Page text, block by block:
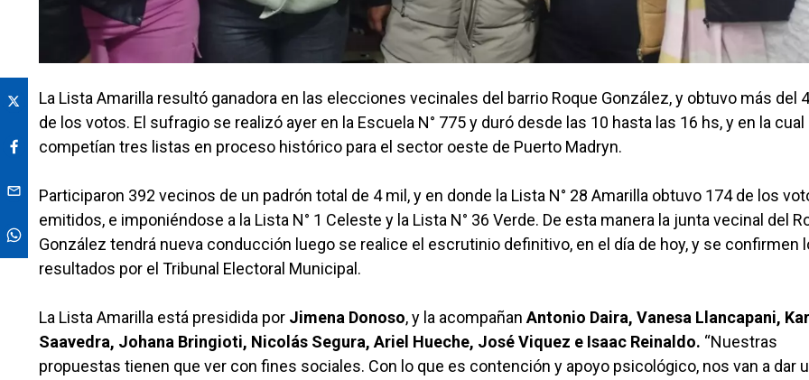
La Lista Amarilla resultó ganadora en las elecciones vecinales del barrio Roque González, y obtuvo más del
de los votos. El sufragio se realizó ayer en la Escuela N° 775 y duró desde las 10 hasta las 16 hs, y en la cual
competían tres listas en proceso histórico para el sector oeste de Puerto Madryn.
Participaron 392 vecinos de un padrón total de 4 mil, y en donde la Lista N° 28 Amarilla obtuvo 174 de los
emitidos, e imponiéndose a la Lista N° 1 Celeste y la Lista N° 36 Verde. De esta manera la junta vecinal del
González tendrá nueva conducción luego se realice el escrutinio definitivo, en el día de hoy, y se confirmen
resultados por el Tribunal Electoral Municipal.
La Lista Amarilla está presidida por Jimena Donoso, y la acompañan Antonio Daira, Vanesa Llancapani,
Saavedra, Johana Bringioti, Nicolás Segura, Ariel Hueche, José Viquez e Isaac Reinaldo. “Nuestras
propuestas tienen que ver con fines sociales. Con lo que es contención y apoyo psicológico, nos van a dar